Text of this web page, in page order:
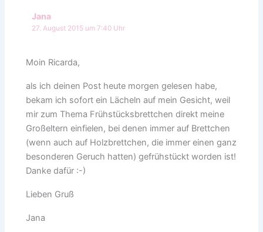
Jana
27. August 2015 um 7:40 Uhr
Moin Ricarda,
als ich deinen Post heute morgen gelesen habe,
bekam ich sofort ein Lächeln auf mein Gesicht, weil
mir zum Thema Frühstücksbrettchen direkt meine
Großeltern einfielen, bei denen immer auf Brettchen
(wenn auch auf Holzbrettchen, die immer einen ganz
besonderen Geruch hatten) gefrühstückt worden ist!
Danke dafür :-)
Lieben Gruß
Jana